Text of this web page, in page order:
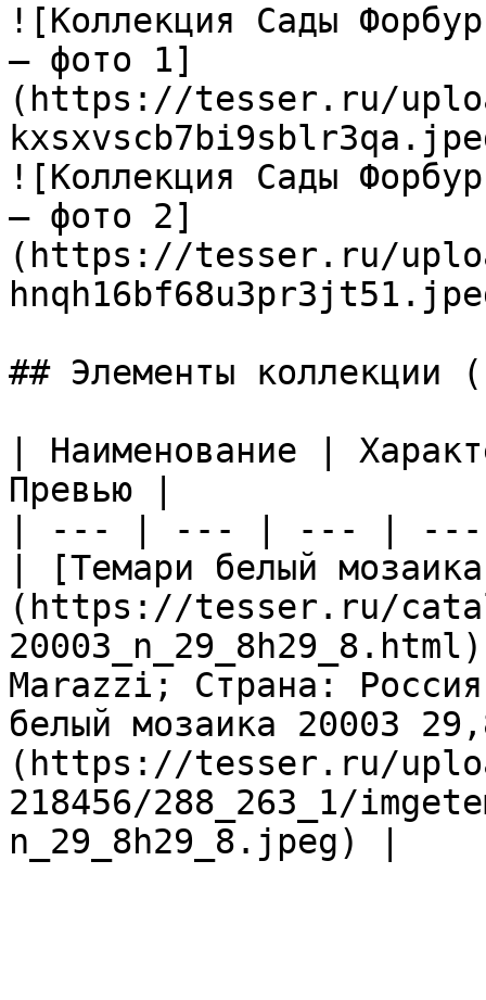
![Коллекция Сады
— фото 1]
(https://tesser.ru/
![Коллекция Сады
— фото 2]
(https://tesser.ru/
## Элементы коллекции
| Наименование |
Превью |
| --- | --- | --- |
| [Темари белый
(https://tesser.ru/
Marazzi; Страна:
белый мозаика 20003
(https://tesser.ru/
218456/288_263_1/
n_29_8h29_8.jpeg) |